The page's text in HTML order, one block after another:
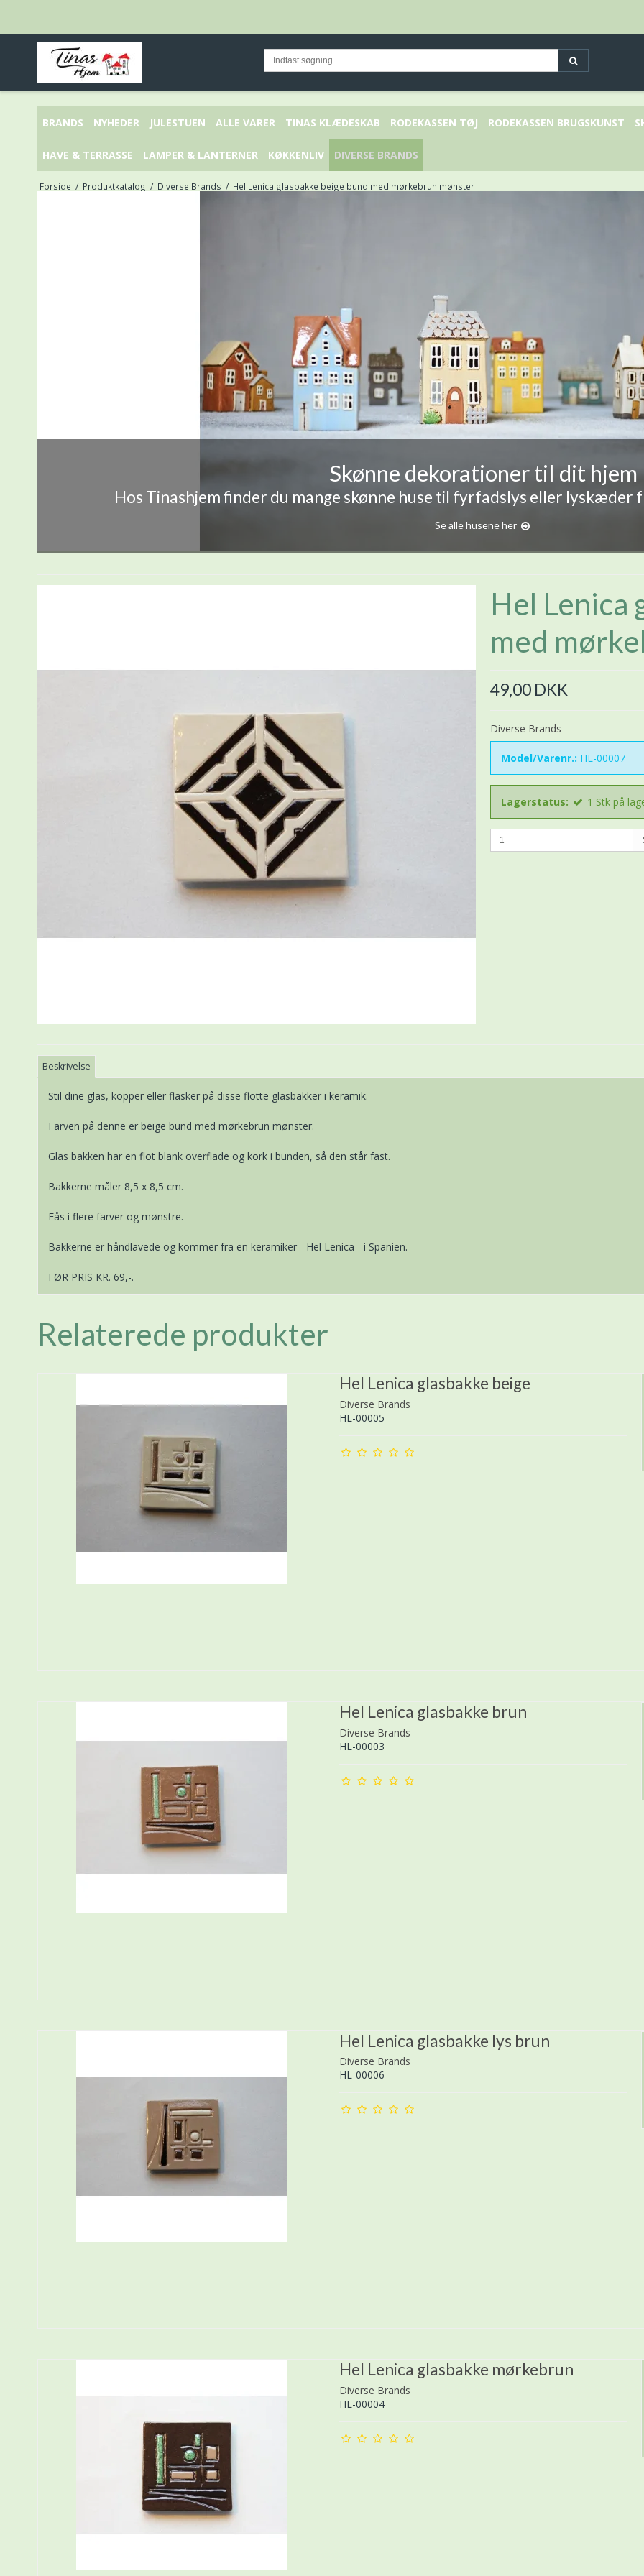
BRANDS NYHEDER JULESTUEN ALLE VARER TINAS KLÆDESKAB RODEKASSEN TØJ RODEKASSEN BRUGSKUNST
HAVE & TERRASSE LAMPER & LANTERNER KØKKENLIV DIVERSE BRANDS
Forside / Produktkatalog / Diverse Brands / Hel Lenica glasbakke beige bund med mørkebrun mønster
Skønne dekorationer til dit hjem
Hos Tinashjem finder du mange skønne huse til fyrfadslys eller lyskæder
Se alle husene her
Hel Lenica
med
49,00 DKK
Diverse Brands
Model/Varenr.: HL-00007
Lagerstatus: 1 Stk på
Beskrivelse
Stil dine glas, kopper eller flasker på disse flotte glasbakker i keramik.
Farven på denne er beige bund med mørkebrun mønster.
Glas bakken har en flot blank overflade og kork i bunden, så den står fast.
Bakkerne måler 8,5 x 8,5 cm.
Fås i flere farver og mønstre.
Bakkerne er håndlavede og kommer fra en keramiker - Hel Lenica - i Spanien.
FØR PRIS KR. 69,-.
Relaterede produkter
Hel Lenica glasbakke beige
Diverse Brands
HL-00005
Hel Lenica glasbakke brun
Diverse Brands
HL-00003
Hel Lenica glasbakke lys brun
Diverse Brands
HL-00006
Hel Lenica glasbakke mørkebrun
Diverse Brands
HL-00004